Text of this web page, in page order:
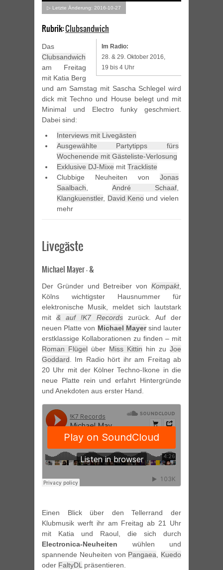
▷ Letzte Änderung: 2016-10-27
Rubrik:Clubsandwich
Im Radio:
28. & 29. Oktober 2016,
19 bis 4 Uhr
Das
Clubsandwich
am Freitag
mit Katia Berg
und am Samstag mit Sascha Schlegel wird
dick mit Techno und House belegt und mit
Minimal und Electro funky geschmiert.
Dabei sind:
Interviews mit Livegästen
Ausgewählte Partytipps fürs
Wochenende mit Gästeliste-Verlosung
Exklusive DJ-Mixe mitTrackliste
Clubbige Neuheiten von Jonas
Saalbach, André Schaaf,
Klangkuenstler, David Keno und vielen
mehr
Livegäste
Michael Mayer – &
Der Gründer und Betreiber von Kompakt,
Kölns wichtigster Hausnummer für
elektronische Musik, meldet sich lautstark
mit& auf !K7 Recordszurück. Auf der
neuen Platte von Michael Mayersind lauter
erstklassige Kollaborationen zu finden – mit
Roman Flügel über Miss Kittin hin zu Joe
Goddard. Im Radio hört ihr am Freitag ab
20 Uhr mit der Kölner Techno-Ikone in die
neue Platte rein und erfahrt Hintergründe
und Anekdoten aus erster Hand.
Einen Blick über den Tellerrand der
Klubmusik werft ihr am Freitag ab 21 Uhr
mit Katia und Raoul, die sich durch
Electronica-Neuheiten wühlen und
spannende Neuheiten von Pangaea, Kuedo
oder FaltyDLpräsentieren.